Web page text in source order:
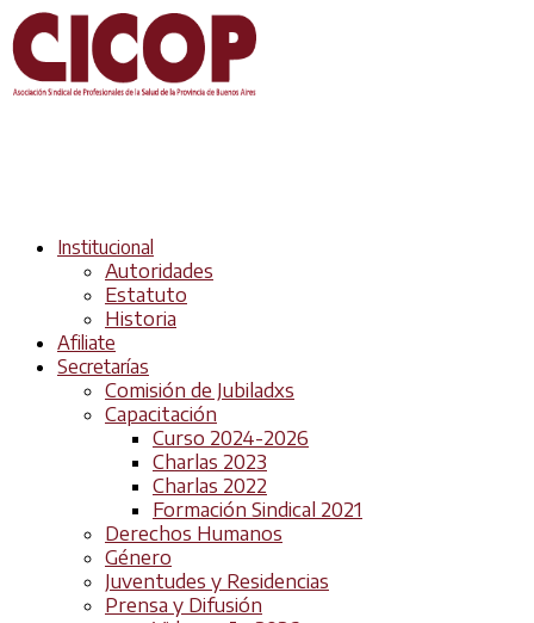
Institucional
Autoridades
Estatuto
Historia
Afiliate
Secretarías
Comisión de Jubiladxs
Capacitación
Curso 2024-2026
Charlas 2023
Charlas 2022
Formación Sindical 2021
Derechos Humanos
Género
Juventudes y Residencias
Prensa y Difusión